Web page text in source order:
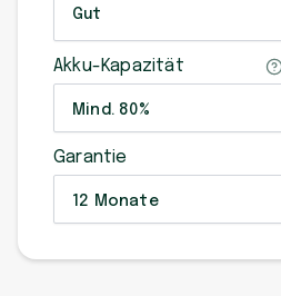
Gut
Akku-Kapazität
Mind. 80%
Garantie
12 Monate